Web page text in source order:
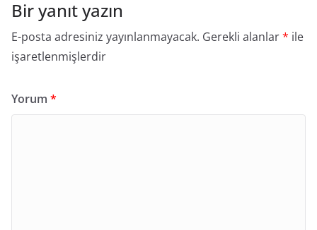
Bir yanıt yazın
E-posta adresiniz yayınlanmayacak. Gerekli alanlar* ile
işaretlenmişlerdir
Yorum *